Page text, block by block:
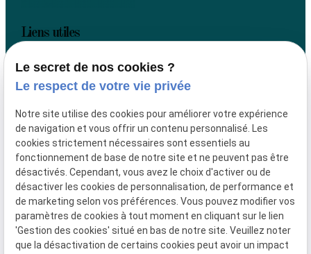
Liens utiles
Accueil
Votre avocat
Actualités
Contact
Plan du site
Mentions légales
Politique de confidentialité
Gestion des cookies
Me contacter
Le secret de nos cookies ?
Le respect de votre vie privée
Notre site utilise des cookies pour améliorer votre expérience
de navigation et vous offrir un contenu personnalisé. Les
cookies strictement nécessaires sont essentiels au
fonctionnement de base de notre site et ne peuvent pas être
désactivés. Cependant, vous avez le choix d'activer ou de
désactiver les cookies de personnalisation, de performance et
de marketing selon vos préférences. Vous pouvez modifier vos
paramètres de cookies à tout moment en cliquant sur le lien
'Gestion des cookies' situé en bas de notre site. Veuillez noter
que la désactivation de certains cookies peut avoir un impact